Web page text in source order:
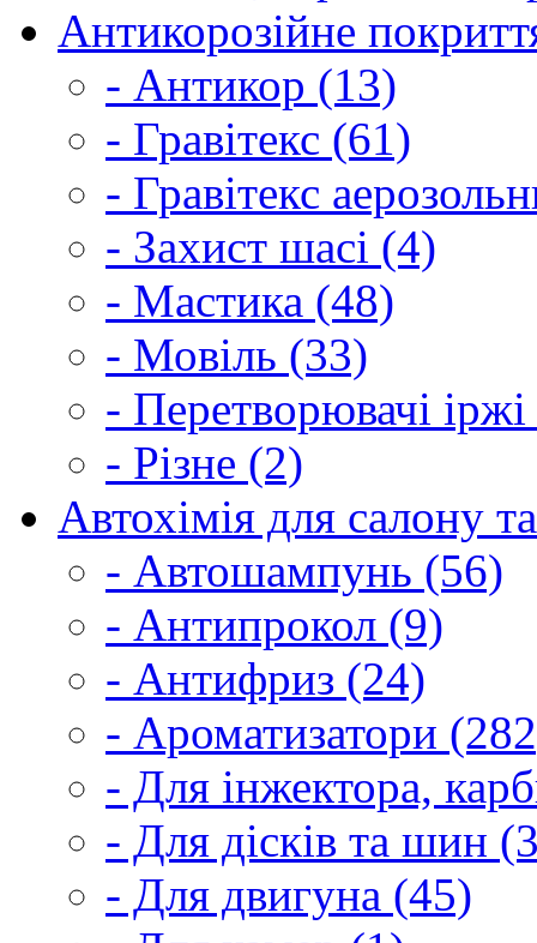
Антикорозійне
- Антикор (13)
- Гравітекс (61)
- Гравітекс
- Захист шасі (4)
- Мастика (48)
- Мовіль (33)
- Перетворювачі
- Різне (2)
Автохімія для салону
- Автошампунь (56)
- Антипрокол (9)
- Антифриз (24)
- Ароматизатори
- Для інжектора,
- Для дісків та шин
- Для двигуна (45)